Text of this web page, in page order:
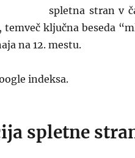
spletna stran v
ključna beseda
na 12. mestu.
indeksa.
spletne